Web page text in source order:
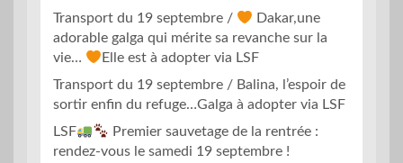
Transport du 19 septembre /
Dakar,une
adorable galga qui mérite sa revanche sur la
vie…
Elle est à adopter via LSF
Transport du 19 septembre / Balina, l’espoir de
sortir enfin du refuge…Galga à adopter via LSF
LSF
Premier sauvetage de la rentrée :
rendez-vous le samedi 19 septembre !